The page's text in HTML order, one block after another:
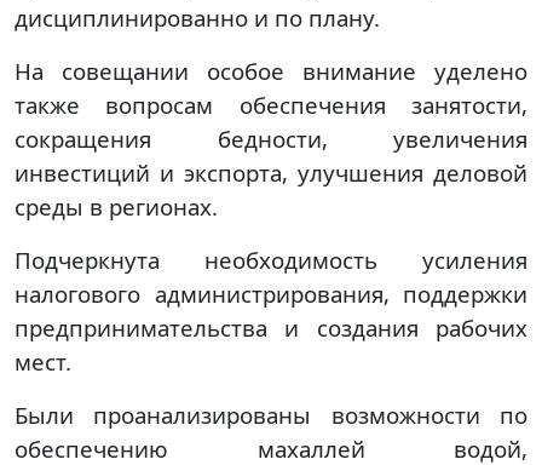
дисциплинированно и по плану.
На совещании особое внимание уделено
также вопросам обеспечения занятости,
сокращения бедности, увеличения
инвестиций и экспорта, улучшения деловой
среды в регионах.
Подчеркнута необходимость усиления
налогового администрирования, поддержки
предпринимательства и создания рабочих
мест.
Были проанализированы возможности по
обеспечению махаллей водой,